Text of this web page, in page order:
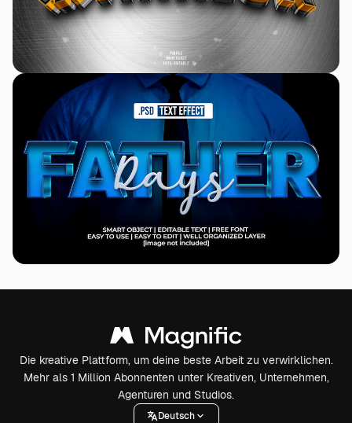
Die kreative Plattform, um deine beste Arbeit zu verwirklichen.
Mehr als 1 Million Abonnenten unter Kreativen, Unternehmen,
Agenturen und Studios.
Deutsch